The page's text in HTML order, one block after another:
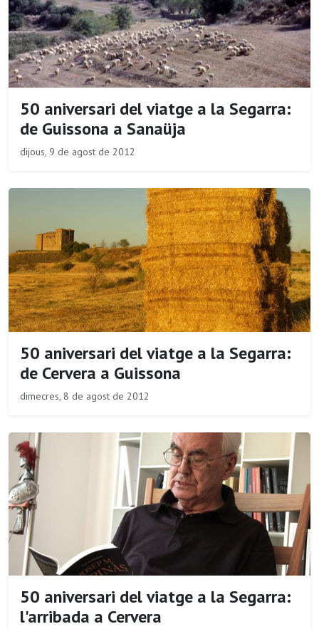
50 aniversari del viatge a la Segarra:
de Guissona a Sanaüja
dijous, 9 de agost de 2012
50 aniversari del viatge a la Segarra:
de Cervera a Guissona
dimecres, 8 de agost de 2012
50 aniversari del viatge a la Segarra:
l'arribada a Cervera